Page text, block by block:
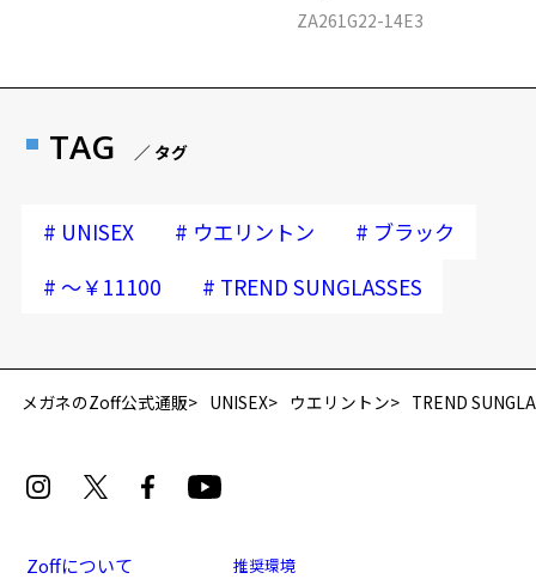
ZA261G22-14E3
TAG ／ タグ
# UNISEX # ウエリントン # ブラック
# ～￥11100 # TREND SUNGLASSES
メガネのZoff公式通販 UNISEX ウエリントン TREND
Zoffについて
推奨環境